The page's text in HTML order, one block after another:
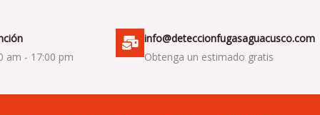
am - 17:00 pm
info@deteccionfugasaguacusco.com
Obtenga un estimado gratis